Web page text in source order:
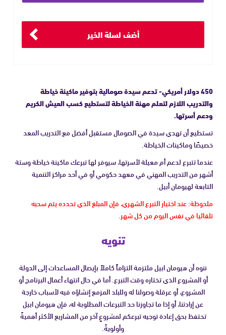
450 دولار أمريكي- تدعم سيدة صومالية بتوفير ماكينة خياطة
والتدريب اللازم لتعلم مهنة الخياطة لتستطيع كسب العيش الكريم
ودعم أسرتها.
تستطيع أن تهدي سيدة في الصومال مستقبل أفضل مع التدريب المعد
خصيصًا وماكينات الخياطة.
عندما تتبرع لدعم أم معيلة لأسرتها، سيوفر لها تبرعك ماكينة خياطة وستة
أشهر من التدريب المهني في معهد حكومي أو في أحد مراكز التنمية
التابعة لهيومان أبيل.
ملحوظة: عند اختيار التبرع الشهري، فإن المبلغ الذي تحدده يتم سحبه
تلقائيا في نفس اليوم من كل شهر.
التبرع
أضف لسلة الخير
تنويه
ننوه أن هيومان ابيل ملتزمة التزاماً كاملاً بإيصال المساعدات إلى الدولة
أو المشروع الذي تختاره وقت التبرع. أما في حال انتهاء أعمال البرنامج أو
المشروع، أو عرقلة وصولنا له وللبلد المزمع إنشاؤه فيه لأسباب خارجة
عن إرادتنا، أو إذا ما تجاوزنا حد التبرعات المطلوبة له، فإن هيومان ابيل
تحتفظ بحق إعادة توجيه تبرعكم لمشروعٍ آخر من المشاريع الأكثر أهميةً
وأولويةً.